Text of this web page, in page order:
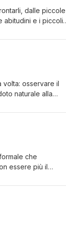
dalle piccole
abitudini e i piccoli
di Muhammad
volta: osservare il
naturale alla
Articolo originale
che
essere più il
Nicole Cameron su